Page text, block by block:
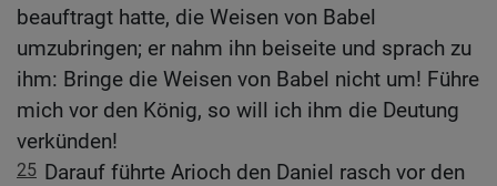
beauftragt hatte, die Weisen von Babel
umzubringen; er nahm ihn beiseite und sprach zu
ihm: Bringe die Weisen von Babel nicht um! Führe
mich vor den König, so will ich ihm die Deutung
verkünden!
25 Darauf führte Arioch den Daniel rasch vor den